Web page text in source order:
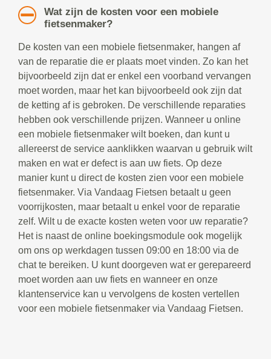
Wat zijn de kosten voor een mobiele
fietsenmaker?
De kosten van een mobiele fietsenmaker, hangen af
van de reparatie die er plaats moet vinden. Zo kan het
bijvoorbeeld zijn dat er enkel een voorband vervangen
moet worden, maar het kan bijvoorbeeld ook zijn dat
de ketting af is gebroken. De verschillende reparaties
hebben ook verschillende prijzen. Wanneer u online
een mobiele fietsenmaker wilt boeken, dan kunt u
allereerst de service aanklikken waarvan u gebruik wilt
maken en wat er defect is aan uw fiets. Op deze
manier kunt u direct de kosten zien voor een mobiele
fietsenmaker. Via Vandaag Fietsen betaalt u geen
voorrijkosten, maar betaalt u enkel voor de reparatie
zelf. Wilt u de exacte kosten weten voor uw reparatie?
Het is naast de online boekingsmodule ook mogelijk
om ons op werkdagen tussen 09:00 en 18:00 via de
chat te bereiken. U kunt doorgeven wat er gerepareerd
moet worden aan uw fiets en wanneer en onze
klantenservice kan u vervolgens de kosten vertellen
voor een mobiele fietsenmaker via Vandaag Fietsen.